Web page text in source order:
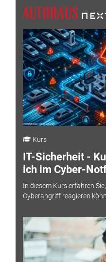
Kurs
IT-Sicherheit -
ich im Cyber-
In diesem Kurs erfahren
Cyberangriff reagieren